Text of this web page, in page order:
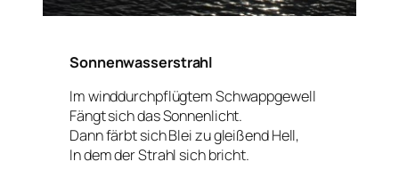
Sonnenwasserstrahl
Im winddurchpflügtem Schwappgewell
Fängt sich das Sonnenlicht.
Dann färbt sich Blei zugleißend Hell,
In dem der Strahl sich bricht.